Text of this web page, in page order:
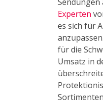
Experten
es sich für
für die
Umsatz in